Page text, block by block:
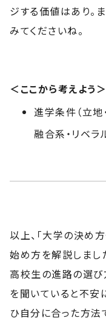
ジする価値はあり。
みてくださいね。
＜ここから考えよう＞
進学条件（立地
融合系・リベ
以上、「大学の決め
始め方を解説しまし
高校生の進路の選び
を聞いていると不安
ひ自分に合った方法